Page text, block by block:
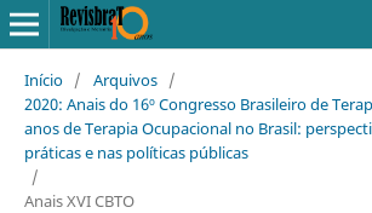
Início / Arquivos /
2020: Anais do 16º Congresso Brasileiro de
anos de Terapia Ocupacional no Brasil:
práticas e nas políticas públicas
/
Anais XVI CBTO